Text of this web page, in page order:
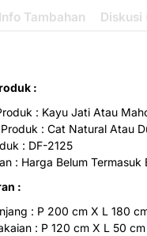
Info Tambahan Diskusi
:
: Kayu Jati Atau
: Cat Natural Atau
: DF-2125
: Harga Belum Termasuk
:
: P 200 cm X L 180
: P 120 cm X L 50